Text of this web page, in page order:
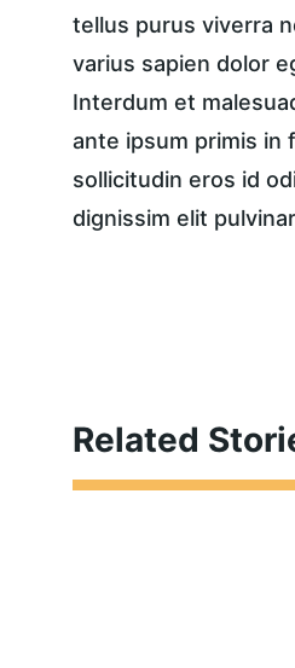
tellus purus viverra
varius sapien dolor
Interdum et
ante ipsum primis in
sollicitudin eros id
dignissim elit
Related